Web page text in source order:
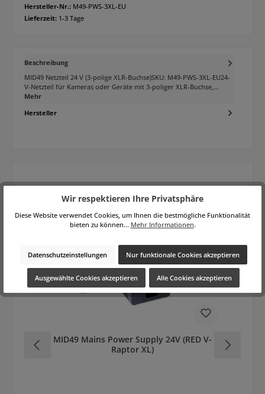
Hersteller-Nr.: M49-PWS-3XL-EU
Lieferzeit: 1-3 Tage
Beschreibung
MID49 Netzteil 24 V (3-polige XLR-Buchse)SKU: M49-PWS-3XL-EU24-
V-Netzteil für Kameras oder Geräte mit 3-poliger XLR-Buchse,…
Mehr
Hersteller
Produktgalerie überspringen
Ähnliche Produkte
MID49 Mains Power Supply 24V (RED V-
Raptor XL)
Wir respektieren Ihre Privatsphäre
Diese Website verwendet Cookies, um Ihnen die bestmögliche Funktionalität
bieten zu können... Mehr Informationen.
Datenschutzeinstellungen Nur funktionale Cookies akzeptieren
Ausgewählte Cookies akzeptieren Alle Cookies akzeptieren